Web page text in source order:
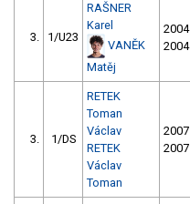
3. 1/U23
RAŠNER
Karel
VANĚK
Matěj
2004
2004
3. 1/DS
RETEK
Toman
Václav
RETEK
Václav
Toman
2007
2007